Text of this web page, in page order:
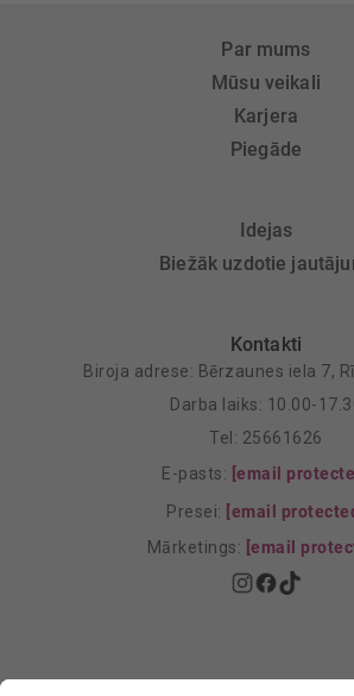
Par mums
Mūsu veikali
Karjera
Piegāde
Idejas
Biežāk uzdotie
Kontakti
Biroja adrese: Bērzaunes iela 7,
Darba laiks: 10.00-
Tel: 25661626
E-pasts: [email
Presei: [email
Mārketings: [email